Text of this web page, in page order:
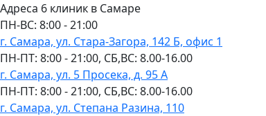
Адреса 6 клиник в Самаре
ПН-ВC: 8:00 - 21:00
г. Самара, ул. Стара-Загора, 142 Б, офис 1
ПН-ПТ: 8:00 - 21:00, СБ,ВС: 8.00-16.00
г. Самара, ул. 5 Просека, д. 95 А
ПН-ПТ: 8:00 - 21:00, СБ,ВС: 8.00-16.00
г. Самара, ул. Степана Разина, 110